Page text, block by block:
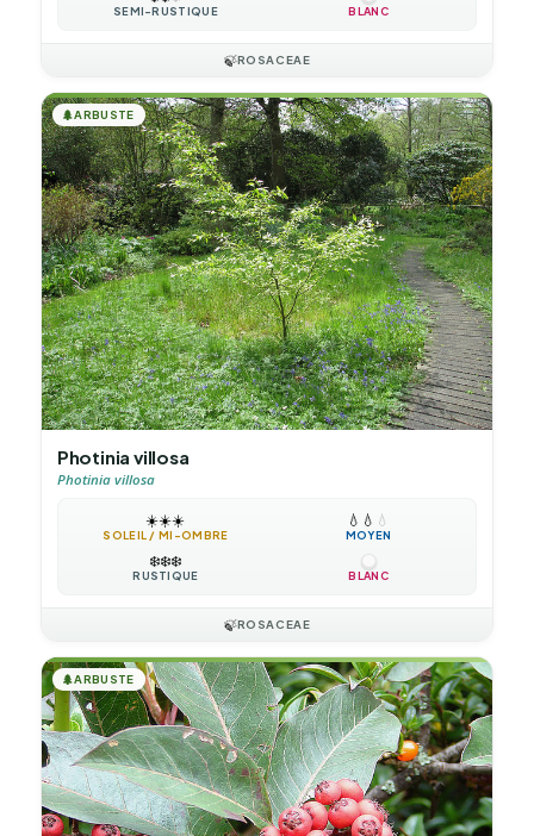
SEMI-RUSTIQUE BLANC
🍃ROSACEAE
🌲ARBUSTE
Photinia villosa
Photinia villosa
☀️☀️☀️
SOLEIL / MI-OMBRE
💧 💧 💧
MOYEN
❄️❄️❄️
RUSTIQUE BLANC
🍃ROSACEAE
🌲ARBUSTE